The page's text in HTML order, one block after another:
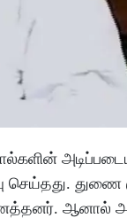
துணை
ஆனால்